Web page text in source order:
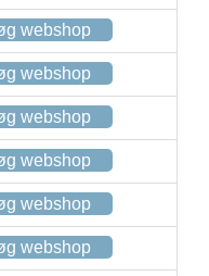
webshop
webshop
webshop
webshop
webshop
webshop